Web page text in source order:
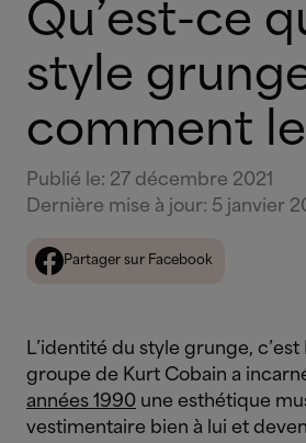
Qu’est-ce
style
comment
Publié le: 27 décembre 2021
Dernière mise à jour: 5 janvier
Partager sur Facebook
L’identité du style grunge, c’est
groupe de Kurt Cobain a
années 1990 une esthétique
vestimentaire bien à lui et